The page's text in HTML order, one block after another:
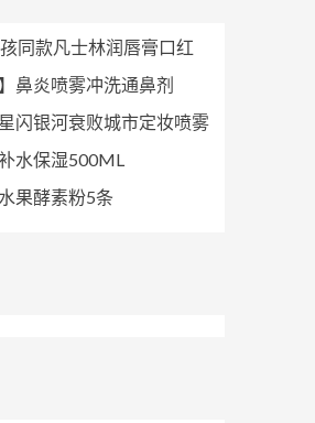
同款凡士林润唇膏口红
鼻炎喷雾冲洗通鼻剂
闪银河衰败城市定妆喷雾
水保湿500ML
果酵素粉5条